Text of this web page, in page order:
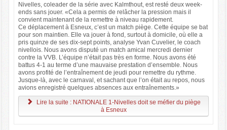
Nivelles, coleader de la série avec Kalmthout, est resté deux week-
ends sans jouer. «Cela a permis de relâcher la pression mais il
convient maintenant de la remettre à niveau rapidement.
Ce déplacement à Esneux, c’est un match piège. Cette équipe se bat
pour son maintien. Elle va jouer à fond, surtout à domicile, où elle a
pris quinze de ses dix-sept points, analyse Yvan Cuvelier, le coach
nivellois. Nous avons disputé un match amical mercredi dernier
contre la VVB. L’équipe n’était pas très en forme. Nous avons été
battus 4-1 au terme d’une mauvaise prestation d’ensemble. Nous
avons profité de l’entraînement de jeudi pour remettre du rythme.
Jusque-là, avec le carnaval, et sachant que l’on était au repos, nous
avions enregistré quelques absences aux entraînements.»
Lire la suite : NATIONALE 1-Nivelles doit se méfier du piège
à Esneux